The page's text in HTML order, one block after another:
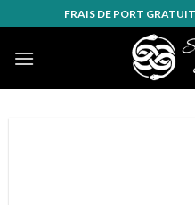
to
content
FRAIS DE PORT